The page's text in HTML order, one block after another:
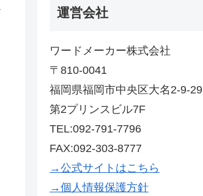
運営会社
ワードメーカー株式会社
〒810-0041
福岡県福岡市中央区大名2-9-29
第2プリンスビル7F
TEL:092-791-7796
FAX:092-303-8777
→公式サイトはこちら
→個人情報保護方針